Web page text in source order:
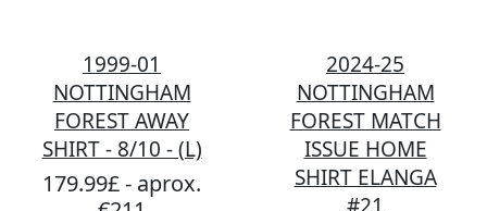
1999-01
NOTTINGHAM
FOREST AWAY
SHIRT - 8/10 - (L)
179.99£ - aprox.
2024-25
NOTTINGHAM
FOREST MATCH
ISSUE HOME
SHIRT ELANGA